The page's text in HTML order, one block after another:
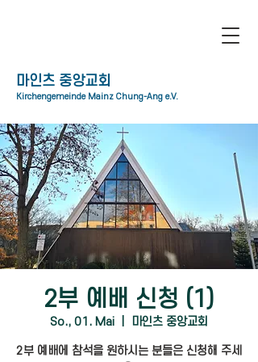
​마인츠 중앙교회
Kirchengemeinde Mainz Chung-Ang e.V.
2부 예배 신청 (1)
So., 01. Mai 마인츠 중앙교회
2부 예배에 참석을 원하시는 분들은 신청해 주세